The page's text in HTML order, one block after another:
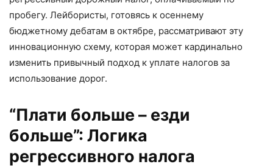
пробегу. Лейбористы, готовясь к осеннему
бюджетному дебатам в октябре, рассматривают эту
инновационную схему, которая может кардинально
изменить привычный подход к уплате налогов за
использование дорог.
“Плати больше – езди
больше”: Логика
регрессивного налога